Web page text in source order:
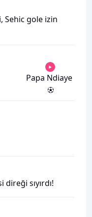
Sehic gole izin
Papa Ndiaye
sıyırdı!